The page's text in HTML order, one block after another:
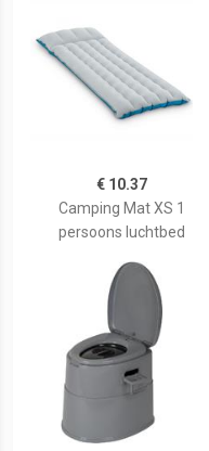
€ 10.37
Camping Mat XS 1
persoons luchtbed